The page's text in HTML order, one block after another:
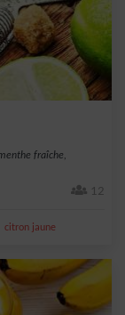
fraîche,
12
citron jaune